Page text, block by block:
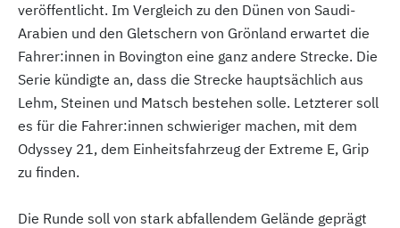
veröffentlicht. Im Vergleich zu den Dünen von Saudi-
Arabien und den Gletschern von Grönland erwartet die
Fahrer:innen in Bovington eine ganz andere Strecke. Die
Serie kündigte an, dass die Strecke hauptsächlich aus
Lehm, Steinen und Matsch bestehen solle. Letzterer soll
es für die Fahrer:innen schwieriger machen, mit dem
Odyssey 21, dem Einheitsfahrzeug der Extreme E, Grip
zu finden.
Die Runde soll von stark abfallendem Gelände geprägt